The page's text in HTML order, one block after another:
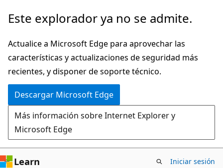
Ir
contenido
principal
Este explorador ya no se admite.
Actualice a Microsoft Edge para aprovechar las
características y actualizaciones de seguridad más
recientes, y disponer de soporte técnico.
Descargar Microsoft Edge
Más información sobre Internet Explorer y
Microsoft Edge
Learn Iniciar sesión